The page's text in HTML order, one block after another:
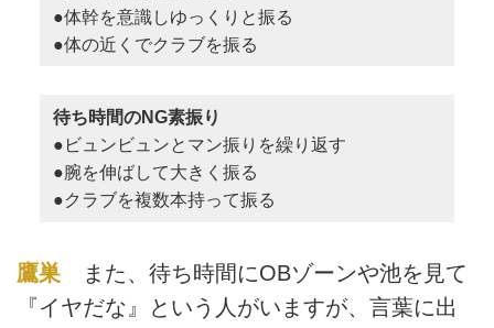
●体幹を意識しゆっくりと振る
●体の近くでクラブを振る
待ち時間のNG素振り
●ビュンビュンとマン振りを繰り返す
●腕を伸ばして大きく振る
●クラブを複数本持って振る
鷹巣 また、待ち時間にOBゾーンや池を見て
『イヤだな』という人がいますが、言葉に出